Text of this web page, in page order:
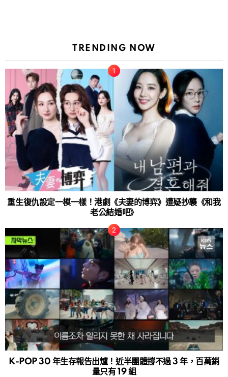
TRENDING NOW
重生復仇設定一模一樣！港劇《夫妻的博弈》遭疑抄襲《和我
老公結婚吧》
K-POP 30 年生存報告出爐！近半團體撐不過 3 年，百萬銷
量只有 19 組